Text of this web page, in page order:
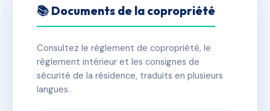
23 RUE DES REMPARTS
✓ Immatriculée 🏠 7 lots 🏗 1 bâtiment(s)
📞 Contacter Syndic Digital
📚 Documents de la copropriété
Consultez le règlement de copropriété, le
règlement intérieur et les consignes de
sécurité de la résidence, traduits en plusieurs
langues.